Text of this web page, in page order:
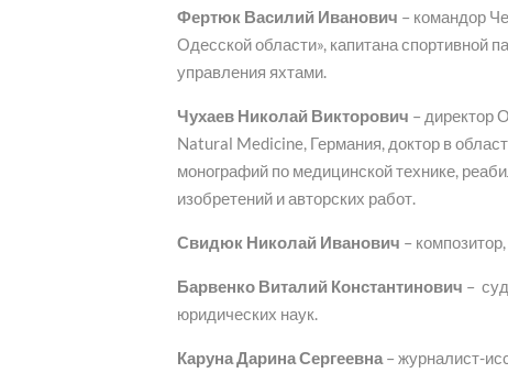
Фертюк Василий Иванович – командор
Одесской области», капитана спортивной
управления яхтами.
Чухаев Николай Викторович –
Natural Medicine, Германия, доктор в
монографий по медицинской технике,
изобретений и авторских работ.
Свидюк Николай Иванович –
Барвенко Виталий Константинович –
юридических наук.
Каруна Дарина Сергеевна – журналист-